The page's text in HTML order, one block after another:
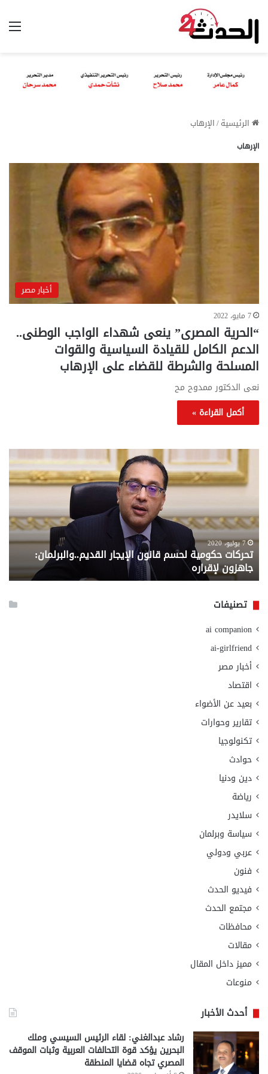
الرئيسية/الإرهاب
الإرهاب
أخبار مصر
7 مايو، 2022
“الحرية المصرى” ينعى شهداء الواجب الوطنى..
الدعم الكامل للقيادة السياسية والقوات
المسلحة والشرطة للقضاء على الإرهاب
نعى الدكتور ممدوح مح
أكمل القراءة »
تحركات
حكومية
لحسم
قانون
القديم..والبرلمان:
جاهزون
لإقراره
7 يوليو، 2020
تحركات حكومية لحسم قانون الإيجار القديم..والبرلمان:
جاهزون لإقراره
..
من
تصنيفات
ai companion
ai-girlfriend
أخبار مصر
اقتصاد
بعيد عن الأضواء
تقارير وحوارات
تكنولوجيا
حوادث
دين ودنيا
رياضة
سلايدر
سياسة وبرلمان
عربي ودولي
فنون
فيديو الحدث
مجتمع الحدث
محافظات
مقالات
مميز داخل المقال
منوعات
أحدث الأخبار
رشاد عبدالغني: لقاء الرئيس السيسي وملك
البحرين يؤكد قوة التحالفات العربية وثبات الموقف
المصري تجاه قضايا المنطقة